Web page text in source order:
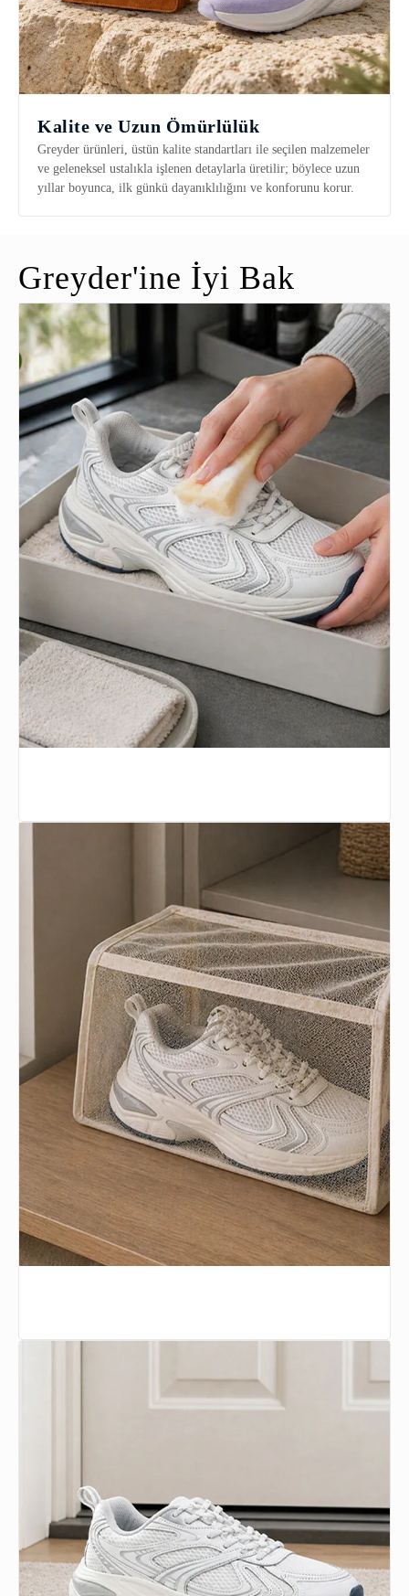
Kalite ve Uzun Ömürlülük
Greyder ürünleri, üstün kalite standartları ile seçilen malzemeler
ve geleneksel ustalıkla işlenen detaylarla üretilir; böylece uzun
yıllar boyunca, ilk günkü dayanıklılığını ve konforunu korur.
Greyder'ine İyi Bak